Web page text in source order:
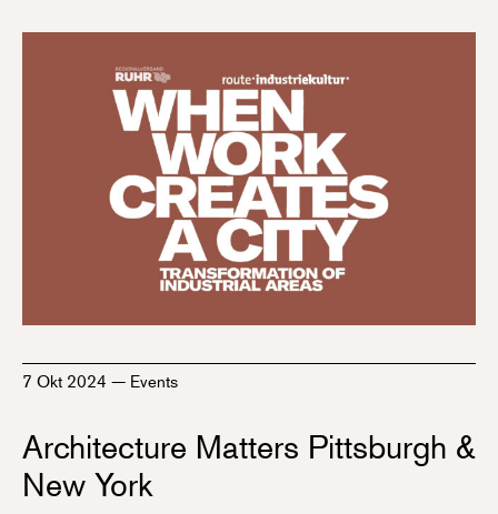
7 Okt 2024 — Events
Architecture Matters Pittsburgh &
New York